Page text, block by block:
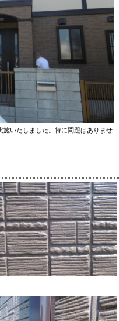
いたしました。特に問題はありませ